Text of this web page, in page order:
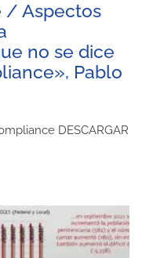
/ Aspectos
no se dice
Pablo
DESCARGAR